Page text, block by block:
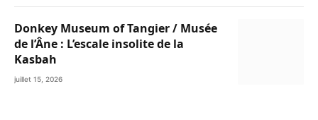
Donkey Museum of Tangier / Musée
de l’Âne : L’escale insolite de la
Kasbah
juillet 15, 2026